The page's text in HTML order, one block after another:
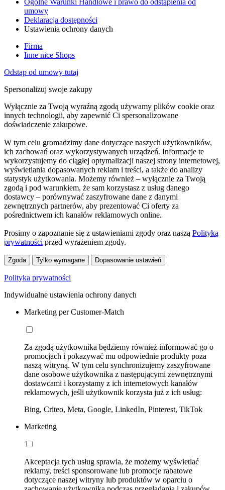
Ogólne Warunki Handlowe i prawo do odstąpienia od
umowy
Deklaracja dostępności
Ustawienia ochrony danych
Firma
Inne nice Shops
Odstąp od umowy tutaj
Spersonalizuj swoje zakupy
Wyłącznie za Twoją wyraźną zgodą używamy plików cookie oraz
innych technologii, aby zapewnić Ci spersonalizowane
doświadczenie zakupowe.
W tym celu gromadzimy dane dotyczące naszych użytkowników,
ich zachowań oraz wykorzystywanych urządzeń. Informacje te
wykorzystujemy do ciągłej optymalizacji naszej strony internetowej,
wyświetlania dopasowanych reklam i treści, a także do analizy
statystyk użytkowania. Możemy również – wyłącznie za Twoją
zgodą i pod warunkiem, że sam korzystasz z usług danego
dostawcy – porównywać zaszyfrowane dane z danymi
zewnętrznych partnerów, aby prezentować Ci oferty za
pośrednictwem ich kanałów reklamowych online.
Prosimy o zapoznanie się z ustawieniami zgody oraz naszą Polityką
prywatności przed wyrażeniem zgody.
Zgoda Tylko wymagane Dopasowanie ustawień
Polityka prywatności
Indywidualne ustawienia ochrony danych
Marketing per Customer-Match
Za zgodą użytkownika będziemy również informować go o
promocjach i pokazywać mu odpowiednie produkty poza
naszą witryną. W tym celu synchronizujemy zaszyfrowane
dane osobowe użytkownika z następującymi zewnętrznymi
dostawcami i korzystamy z ich internetowych kanałów
reklamowych, jeśli użytkownik korzysta już z ich usług:
Bing, Criteo, Meta, Google, LinkedIn, Pinterest, TikTok
Marketing
Akceptacja tych usług sprawia, że możemy wyświetlać
reklamy, treści sponsorowane lub promocje rabatowe
dotyczące naszej witryny lub produktów w oparciu o